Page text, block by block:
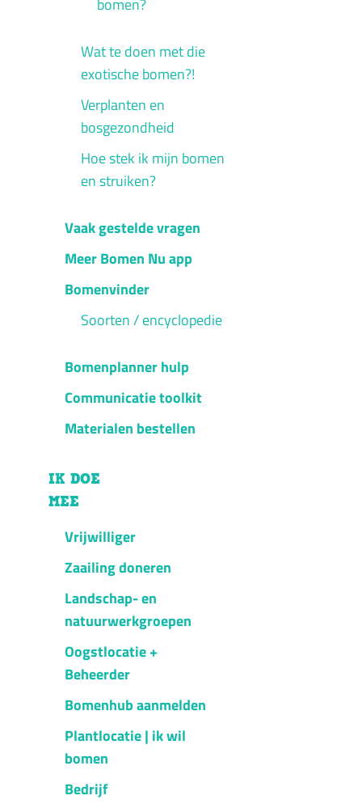
bomen?
Wat te doen met die
exotische bomen?!
Verplanten en
bosgezondheid
Hoe stek ik mijn bomen
en struiken?
Vaak gestelde vragen
Meer Bomen Nu app
Bomenvinder
Soorten / encyclopedie
Bomenplanner hulp
Communicatie toolkit
Materialen bestellen
IK DOE
MEE
Vrijwilliger
Zaailing doneren
Landschap- en
natuurwerkgroepen
Oogstlocatie +
Beheerder
Bomenhub aanmelden
Plantlocatie | ik wil
bomen
Bedrijf